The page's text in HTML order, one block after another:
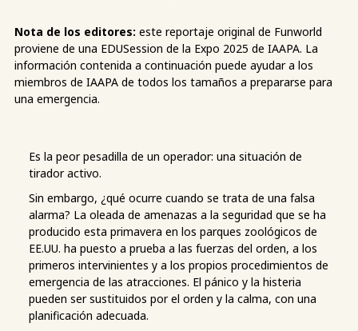
Nota de los editores: este reportaje original de Funworld
proviene de una EDUSession de la Expo 2025 de IAAPA. La
información contenida a continuación puede ayudar a los
miembros de IAAPA de todos los tamaños a prepararse para
una emergencia.
Es la peor pesadilla de un operador: una situación de
tirador activo.
Sin embargo, ¿qué ocurre cuando se trata de una falsa
alarma? La oleada de amenazas a la seguridad que se ha
producido esta primavera en los parques zoológicos de
EE.UU. ha puesto a prueba a las fuerzas del orden, a los
primeros intervinientes y a los propios procedimientos de
emergencia de las atracciones. El pánico y la histeria
pueden ser sustituidos por el orden y la calma, con una
planificación adecuada.